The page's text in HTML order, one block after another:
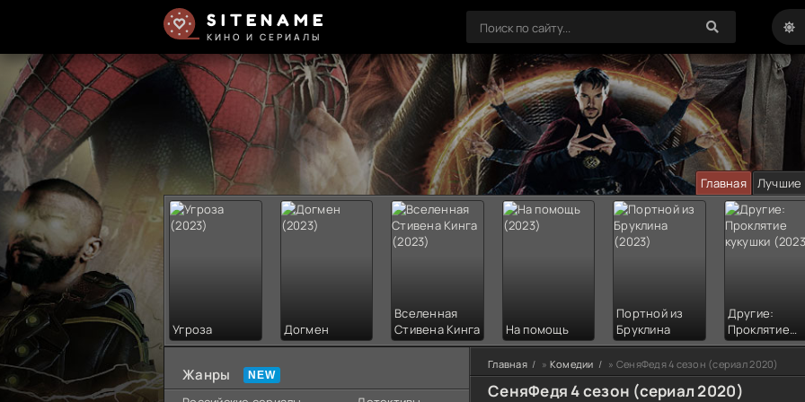
SITENAME
КИНО И СЕРИАЛЫ
Главная Лучшие
Угроза Догмен
Вселенная
Стивена Кинга
На помощь
Портной из
Бруклина
Другие:
Проклятие
кукушки
Жанры
Главная » Комедии » СеняФедя 4 сезон (сериал 2020)
СеняФедя 4 сезон (сериал 2020)